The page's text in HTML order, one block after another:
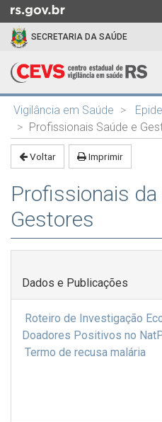
para
para
menu
para
busca
SECRETARIA DA SAÚDE
Início
conteúdo
Vigilância em Saúde
Profissionais Saúde e
Voltar Imprimir
Profissionais da
Gestores
Dados e Publicações
Roteiro de Investigação
Doadores Positivos no
Termo de recusa malária